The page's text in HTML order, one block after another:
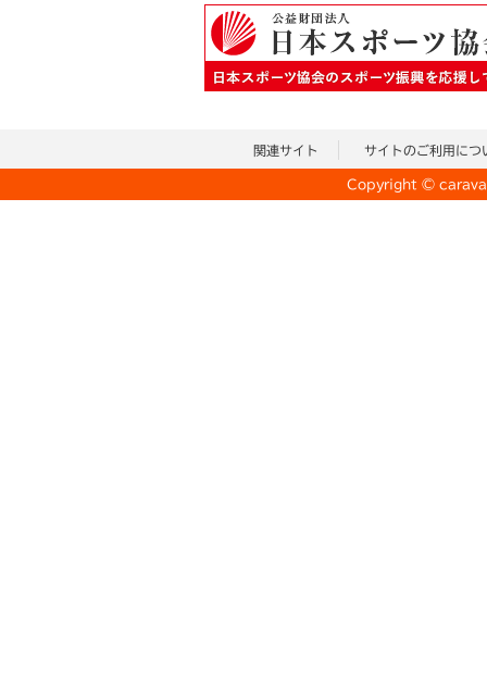
関連サイト サイトのご利用につ
Copyright ©